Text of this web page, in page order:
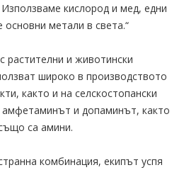
кислород и мед, едни
метали в света.“
растителни и животински
широко в производството
както и на селскостопански
и допаминът, както
са амини.
комбинация, екипът успя